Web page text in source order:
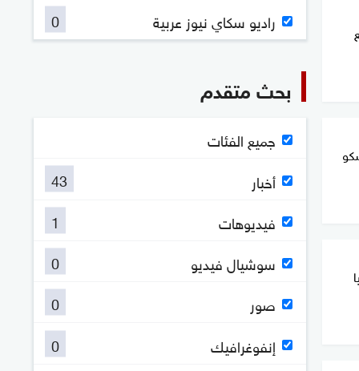
راديو سكاي نيوز عربية
0
بحث متقدم
جميع الفئات
أخبار
43
فيديوهات
1
سوشيال فيديو
0
صور
0
إنفوغرافيك
0